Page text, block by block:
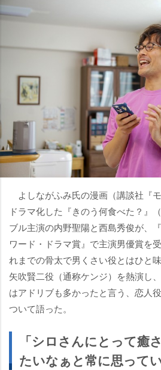
よしながふみ氏の漫画（講談社『
ドラマ化した『きのう何食べた？』
ブル主演の内野聖陽と西島秀俊が、
ワード・ドラマ賞』で主演男優賞を
れまでの骨太で男くさい役とはひと
矢吹賢二役（通称ケンジ）を熱演し
はアドリブも多かったと言う、恋人
ついて語った。
「シロさんにとって癒
たいなぁと常に思って